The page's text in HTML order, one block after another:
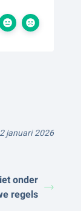
januari 2026
onder
regels